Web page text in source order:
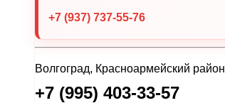
+7 (937) 737-55-76
Волгоград, Красноармейский район
+7 (995) 403-33-57